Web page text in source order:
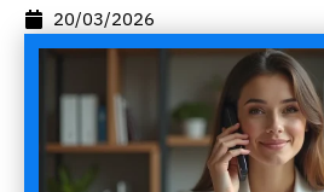
20/03/2026